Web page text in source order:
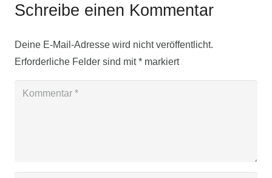
Schreibe einen Kommentar
Deine E-Mail-Adresse wird nicht veröffentlicht.
Erforderliche Felder sind mit* markiert